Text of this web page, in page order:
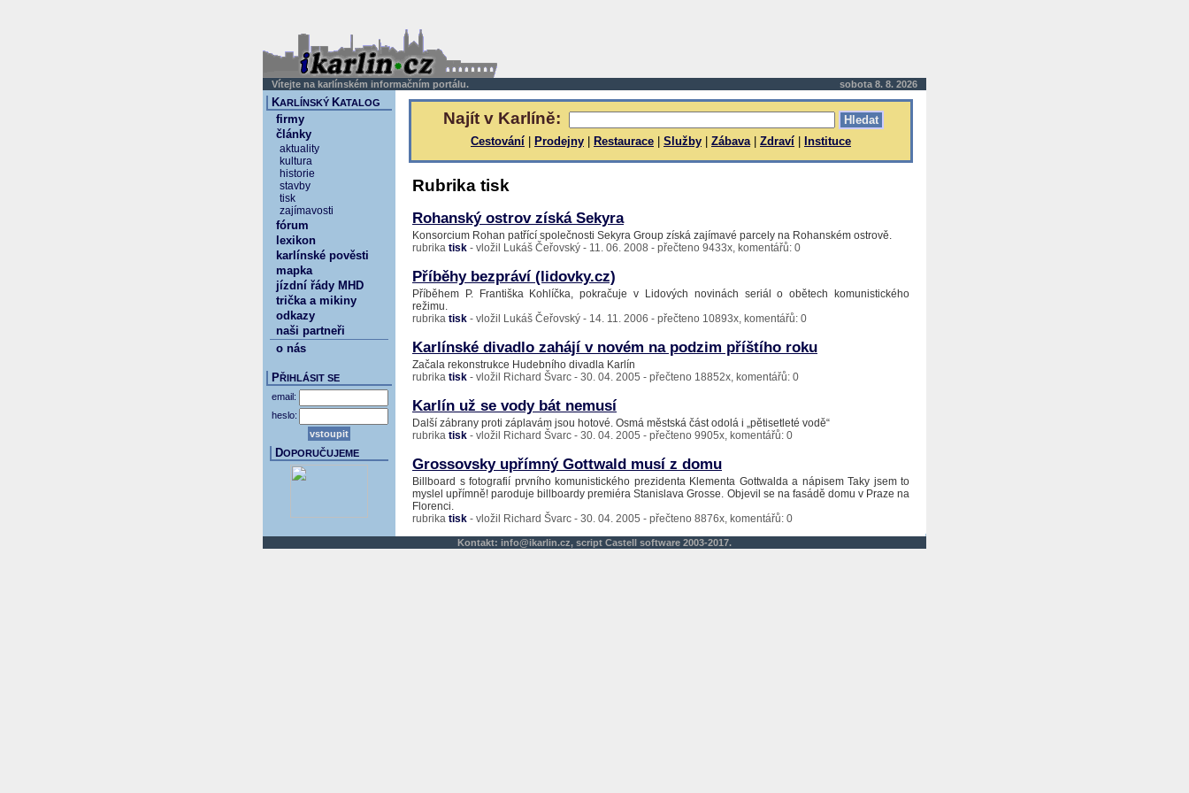
Vítejte na karlínském informačním portálu. sobota 8. 8. 2026
Najít v Karlíně:
Cestování Prodejny Restaurace Služby Zábava| Zdraví Instituce
Rubrika tisk
Rohanský ostrov získá Sekyra
Konsorcium Rohan patřící společnosti Sekyra Group získá zajímavé parcely na Rohanském ostrově.
rubrika tisk - vložil Lukáš Čeřovský - 11. 06. 2008 - přečteno 9433x, komentářů: 0
Příběhy bezpráví (lidovky.cz)
Příběhem P. Františka Kohlíčka, pokračuje v Lidových novinách seriál o obětech komunistického
režimu.
rubrika tisk - vložil Lukáš Čeřovský - 14. 11. 2006 - přečteno 10893x, komentářů: 0
Karlínské divadlo zahájí v novém na podzim příštího roku
Začala rekonstrukce Hudebního divadla Karlín
rubrika tisk - vložil Richard Švarc - 30. 04. 2005 - přečteno 18852x, komentářů: 0
Karlín už se vody bát nemusí
Další zábrany proti záplavám jsou hotové. Osmá městská část odolá i „pětisetleté vodě“
rubrika tisk - vložil Richard Švarc - 30. 04. 2005 - přečteno 9905x, komentářů: 0
Grossovsky upřímný Gottwald musí z domu
Billboard s fotografií prvního komunistického prezidenta Klementa Gottwalda a nápisem Taky jsem to
myslel upřímně! paroduje billboardy premiéra Stanislava Grosse. Objevil se na fasádě domu v Praze na
Florenci.
rubrika tisk - vložil Richard Švarc - 30. 04. 2005 - přečteno 8876x, komentářů: 0
KARLÍNSKÝ KATALOG
firmy
články
aktuality
kultura
historie
stavby
tisk
zajímavosti
fórum
lexikon
karlínské pověsti
mapka
jízdní řády MHD
trička a mikiny
odkazy
naši partneři
o nás
PŘIHLÁSIT SE
email:
heslo:
DOPORUČUJEME
Kontakt: info@ikarlin.cz, script Castell software 2003-2017.